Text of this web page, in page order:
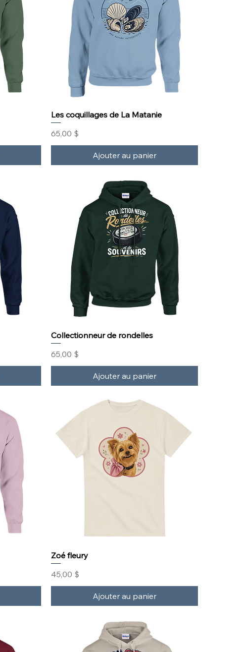
Les coquillages de La Matanie
Prix
65,00 $
Ajouter au panier
Collectionneur de rondelles
Prix
65,00 $
Ajouter au panier
Zoé fleury
Prix
45,00 $
Ajouter au panier